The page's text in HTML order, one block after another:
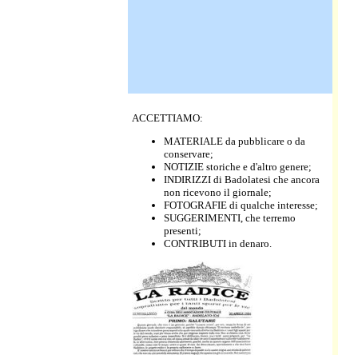
ACCETTIAMO:
MATERIALE da pubblicare o da
conservare;
NOTIZIE storiche e d'altro genere;
INDIRIZZI di Badolatesi che ancora
non ricevono il giornale;
FOTOGRAFIE di qualche interesse;
SUGGERIMENTI, che terremo
presenti;
CONTRIBUTI in denaro.